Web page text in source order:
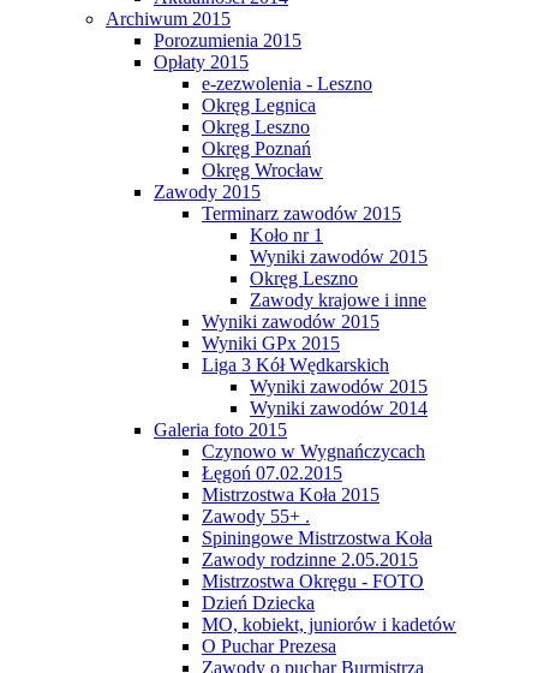
Archiwum 2015
Porozumienia 2015
Opłaty 2015
e-zezwolenia - Leszno
Okręg Legnica
Okręg Leszno
Okręg Poznań
Okręg Wrocław
Zawody 2015
Terminarz zawodów 2015
Koło nr 1
Wyniki zawodów 2015
Okręg Leszno
Zawody krajowe i inne
Wyniki zawodów 2015
Wyniki GPx 2015
Liga 3 Kół Wędkarskich
Wyniki zawodów 2015
Wyniki zawodów 2014
Galeria foto 2015
Czynowo w Wygnańczycach
Łęgoń 07.02.2015
Mistrzostwa Koła 2015
Zawody 55+ .
Spiningowe Mistrzostwa Koła
Zawody rodzinne 2.05.2015
Mistrzostwa Okręgu - FOTO
Dzień Dziecka
MO, kobiekt, juniorów i kadetów
O Puchar Prezesa
Zawody o puchar Burmistrza